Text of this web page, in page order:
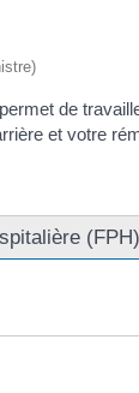
de
et votre
(FPH)